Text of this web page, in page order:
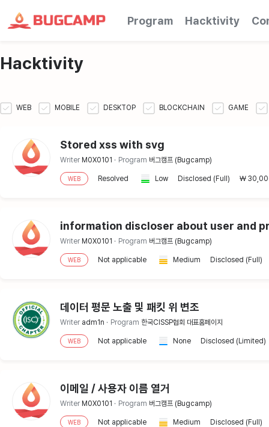
Program Hacktivity
Hacktivity
WEB MOBILE DESKTOP BLOCKCHAIN GAME
Stored xss with svg
Writer M0X0101 Program 버그캠프 (Bugcamp)
WEB Resolved Low Disclosed (Full)
information discloser about user and
Writer M0X0101 Program 버그캠프 (Bugcamp)
WEB Not applicable Medium Disclosed (Full)
데이터 평문 노출 및 패킷 위 변조
Writer adm1n Program 한국CISSP협회 대표홈페이지
WEB Not applicable None Disclosed (Limited)
이메일 / 사용자 이름 열거
Writer M0X0101 Program 버그캠프 (Bugcamp)
WEB Not applicable Medium Disclosed (Full)